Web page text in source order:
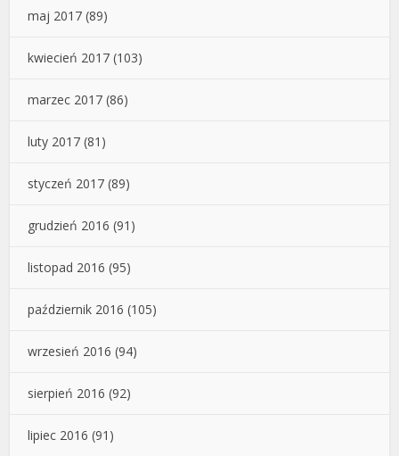
maj 2017 (89)
kwiecień 2017 (103)
marzec 2017 (86)
luty 2017 (81)
styczeń 2017 (89)
grudzień 2016 (91)
listopad 2016 (95)
październik 2016 (105)
wrzesień 2016 (94)
sierpień 2016 (92)
lipiec 2016 (91)